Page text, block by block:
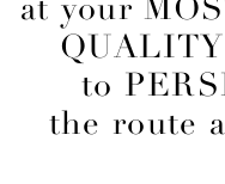
at your
to
the route